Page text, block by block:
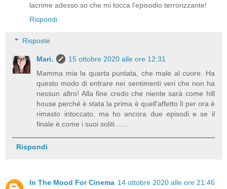
lacrime adesso so che mi tocca l'episodio terrorizzante!
Rispondi
Risposte
Mari.
15 ottobre 2020 alle ore 12:31
Mamma mia la quarta puntata, che male al cuore. Ha
questo modo di entrare nei sentimenti veri che non ha
nessun altro! Alla fine credo che niente sarà come hill
house perché è stata la prima è quell'affetto lì per ora è
rimasto intoccato, ma ho ancora due episodi e se il
finale è come i suoi soliti.......
Rispondi
In The Mood For Cinema 14 ottobre 2020 alle ore 21:46